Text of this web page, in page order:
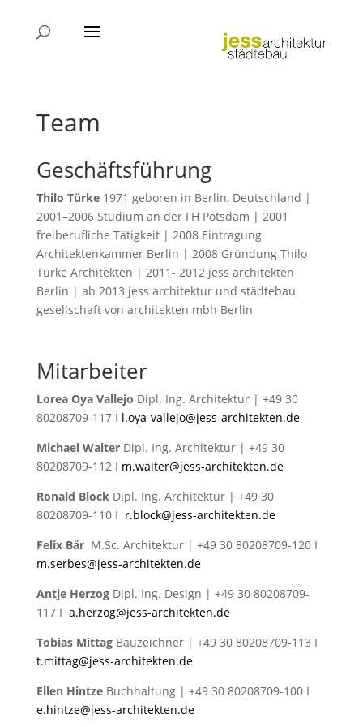
Team
Geschäftsführung
Thilo Türke 1971 geboren in Berlin, Deutschland |
2001–2006 Studium an der FH Potsdam | 2001
freiberufliche Tätigkeit | 2008 Eintragung
Architektenkammer Berlin | 2008 Gründung Thilo
Türke Architekten | 2011- 2012 jess architekten
Berlin | ab 2013 jess architektur und städtebau
gesellschaft von architekten mbh Berlin
Mitarbeiter
Lorea Oya Vallejo Dipl. Ing. Architektur | +49 30
80208709-117 I l.oya-vallejo@jess-architekten.de
Michael WalterDipl. Ing. Architektur | +49 30
80208709-112 I m.walter@jess-architekten.de
Ronald BlockDipl. Ing. Architektur | +49 30
80208709-110 I r.block@jess-architekten.de
Felix Bär M.Sc. Architektur | +49 30 80208709-120 I
m.serbes@jess-architekten.de
Antje HerzogDipl. Ing. Design | +49 30 80208709-
117 I a.herzog@jess-architekten.de
Tobias MittagBauzeichner | +49 30 80208709-113 I
t.mittag@jess-architekten.de
Ellen HintzeBuchhaltung | +49 30 80208709-100 I
e.hintze@jess-architekten.de